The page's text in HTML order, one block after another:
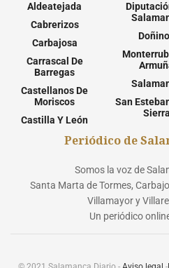
Aldeatejada
Cabrerizos
Carbajosa
Carrascal De
Barregas
Castellanos De
Moriscos
Castilla Y León
San
Sierra
Periódico de
Somos la voz de
Santa Marta de Tormes,
Villamayor y
Un periódico